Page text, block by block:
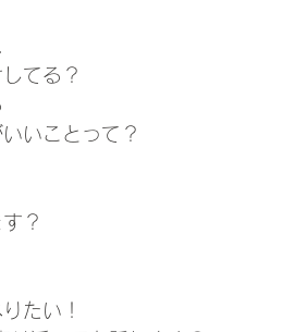
てる？
いことって？
？
たい！